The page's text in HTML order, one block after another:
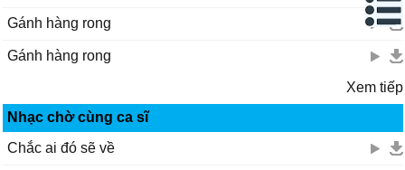
Gánh hàng rong
Gánh hàng rong
Xem tiếp
Nhạc chờ cùng ca sĩ
Chắc ai đó sẽ về